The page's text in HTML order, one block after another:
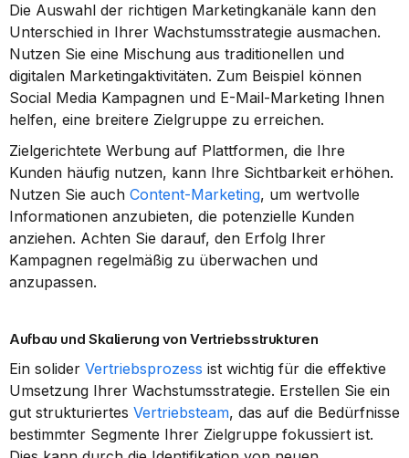
Die Auswahl der richtigen Marketingkanäle kann den
Unterschied in Ihrer Wachstumsstrategie ausmachen.
Nutzen Sie eine Mischung aus traditionellen und
digitalen Marketingaktivitäten. Zum Beispiel können
Social Media Kampagnen und E-Mail-Marketing Ihnen
helfen, eine breitere Zielgruppe zu erreichen.
Zielgerichtete Werbung auf Plattformen, die Ihre
Kunden häufig nutzen, kann Ihre Sichtbarkeit erhöhen.
Nutzen Sie auch Content-Marketing, um wertvolle
Informationen anzubieten, die potenzielle Kunden
anziehen. Achten Sie darauf, den Erfolg Ihrer
Kampagnen regelmäßig zu überwachen und
anzupassen.
Aufbau und Skalierung von Vertriebsstrukturen
Ein solider Vertriebsprozess ist wichtig für die effektive
Umsetzung Ihrer Wachstumsstrategie. Erstellen Sie ein
gut strukturiertes Vertriebsteam, das auf die Bedürfnisse
bestimmter Segmente Ihrer Zielgruppe fokussiert ist.